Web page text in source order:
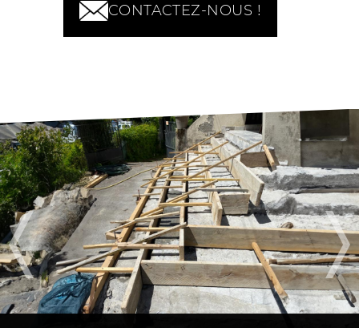
CONTACTEZ-NOUS !